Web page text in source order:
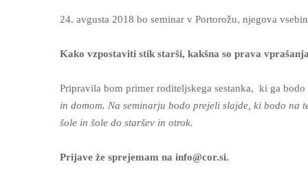
24. avgusta 2018 bo seminar v Portorožu, njegova
Kako vzpostaviti stik starši, kakšna so prava
Pripravila bom primer roditeljskega sestanka, ki ga
in domom. Na seminarju bodo prejeli slajde, ki bodo na
šole in šole do staršev in otrok.
Prijave že sprejemam na info@cor.si.